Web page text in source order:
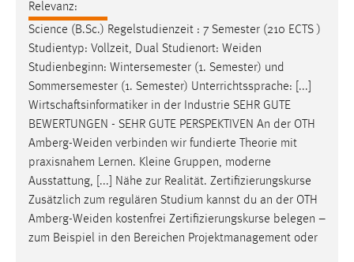
Relevanz:
Science (B.Sc.) Regelstudienzeit : 7 Semester (210 ECTS )
Studientyp: Vollzeit, Dual Studienort: Weiden
Studienbeginn: Wintersemester (1. Semester) und
Sommersemester (1. Semester) Unterrichtssprache: [...]
Wirtschaftsinformatiker in der Industrie SEHR GUTE
BEWERTUNGEN - SEHR GUTE PERSPEKTIVEN An der OTH
Amberg-Weiden verbinden wir fundierte Theorie mit
praxisnahem Lernen. Kleine Gruppen, moderne
Ausstattung, [...] Nähe zur Realität. Zertifizierungskurse
Zusätzlich zum regulären Studium kannst du an der OTH
Amberg-Weiden kostenfrei Zertifizierungskurse belegen –
zum Beispiel in den Bereichen Projektmanagement oder